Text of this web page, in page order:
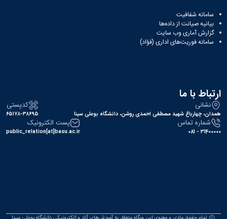
سامانه شفافیت
بیانیه صیانت از داده‌ها
گزارش آماری وب‌ سایت
سامانه فوریت‌های اداری (فؤاد)
ارتباط با ما
نشانی
همدان، چهارباغ شهید مصطفی احمدی روشن، دانشگاه بوعلی سینا
کدپستی
۶۵۱۷۸-۳۸۶۹۵
شماره تماس
31400000 - 081
پست الکترونیک
public_relation[at]basu.ac.ir